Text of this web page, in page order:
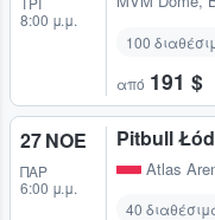
8:00 μ.μ.
100
από 191 $
27 ΝΟΕ
ΠΑΡ
6:00 μ.μ.
Pitbull
Atlas
40